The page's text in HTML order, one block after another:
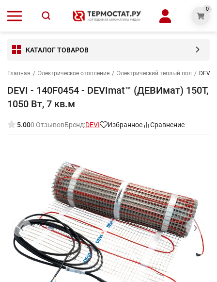
0
КАТАЛОГ ТОВАРОВ
Главная / Электрическое отопление / Электрический теплый пол / DEVI
DEVI - 140F0454 - DEVImat™ (ДЕВИмат) 150T,
1050 Вт, 7 кв.м
5.000 ОтзывовБренд:DEVI Избранное Сравнение
‹ ›